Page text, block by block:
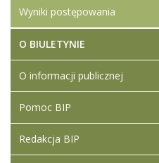
Wyniki postępowania
O BIULETYNIE
O informacji publicznej
Pomoc BIP
Redakcja BIP